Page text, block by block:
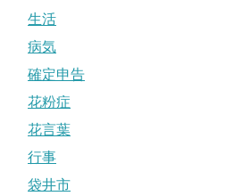
生活
病気
確定申告
花粉症
花言葉
行事
袋井市